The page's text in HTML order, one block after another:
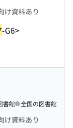
け資料あり
-G6>
け資料あり
書館 全国の図書館